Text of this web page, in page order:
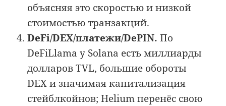
объясняя это скоростью и низкой
стоимостью транзакций.
DeFi/DEX/платежи/DePIN. По
DeFiLlama у Solana есть миллиарды
долларов TVL, большие обороты
DEX и значимая капитализация
стейблкойнов; Helium перенёс свою